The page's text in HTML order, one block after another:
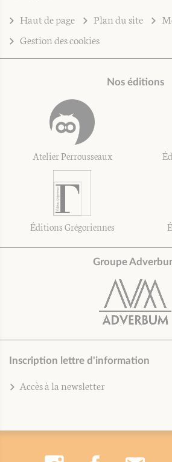
Haut de page Plan du site
Gestion des cookies
Nos éditions
Atelier Perrousseaux
Éditions Grégoriennes
Groupe
Inscription lettre d'information
Accès à la newsletter